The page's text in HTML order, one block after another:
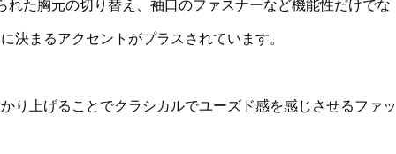
れた胸元の切り替え、袖口のファスナーなど機能性だけでな
決まるアクセントがプラスされています。
り上げることでクラシカルでユーズド感を感じさせるファッ